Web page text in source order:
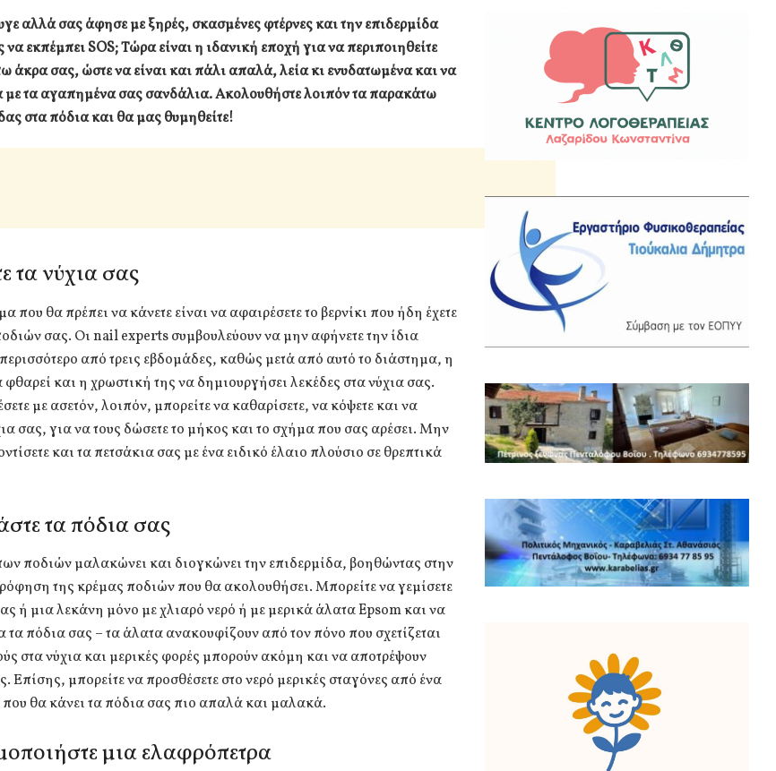
αλλά σας άφησε με ξηρές, σκασμένες φτέρνες και την επιδερμίδα
εκπέμπει SOS; Τώρα είναι η ιδανική εποχή για να περιποιηθείτε
άκρα σας, ώστε να είναι και πάλι απαλά, λεία κι ενυδατωμένα και να
με τα αγαπημένα σας σανδάλια. Ακολουθήστε λοιπόν τα παρακάτω
στα πόδια και θα μας θυμηθείτε!
τα νύχια σας
που θα πρέπει να κάνετε είναι να αφαιρέσετε το βερνίκι που ήδη έχετε
σας. Οι nail experts συμβουλεύουν να μην αφήνετε την ίδια
από τρεις εβδομάδες, καθώς μετά από αυτό το διάστημα, η
και η χρωστική της να δημιουργήσει λεκέδες στα νύχια σας.
με ασετόν, λοιπόν, μπορείτε να καθαρίσετε, να κόψετε και να
σας, για να τους δώσετε το μήκος και το σχήμα που σας αρέσει. Μην
και τα πετσάκια σας με ένα ειδικό έλαιο πλούσιο σε θρεπτικά
τα πόδια σας
ποδιών μαλακώνει και διογκώνει την επιδερμίδα, βοηθώντας στην
της κρέμας ποδιών που θα ακολουθήσει. Μπορείτε να γεμίσετε
ή μια λεκάνη μόνο με χλιαρό νερό ή με μερικά άλατα Epsom και να
τα πόδια σας – τα άλατα ανακουφίζουν από τον πόνο που σχετίζεται
στα νύχια και μερικές φορές μπορούν ακόμη και να αποτρέψουν
Επίσης, μπορείτε να προσθέσετε στο νερό μερικές σταγόνες από ένα
που θα κάνει τα πόδια σας πιο απαλά και μαλακά.
μια ελαφρόπετρα